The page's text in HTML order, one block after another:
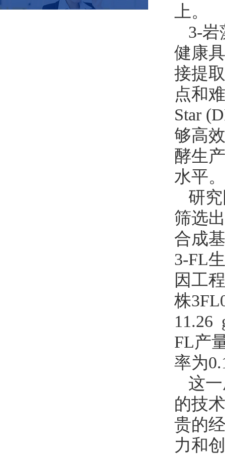
上。
3-岩
健康
接提
点和
Star
够高
酵生
水平。
研
筛选
合成
3-FL
因工
株
11.26
FL产
率为
这
的技
贵的
力和